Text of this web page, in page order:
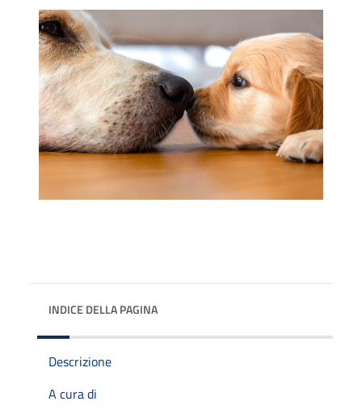
INDICE DELLA PAGINA
Descrizione
A cura di